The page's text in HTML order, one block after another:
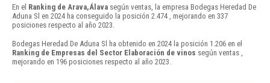
En el Ranking de Arava,Álava según ventas, la empresa Bodegas Heredad De
Aduna Sl en 2024 ha conseguido la posición 2.474 , mejorando en 337
posiciones respecto al año 2023.
Bodegas Heredad De Aduna Sl ha obtenido en 2024 la posición 1.206 en el
Ranking de Empresas del Sector Elaboración de vinos según ventas ,
mejorando en 196 posiciones respecto al año 2023.